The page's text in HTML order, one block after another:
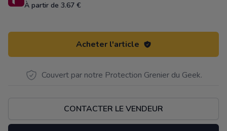
À partir de 3.67 €
Acheter l'article
Couvert par notre Protection Grenier du Geek.
CONTACTER LE VENDEUR